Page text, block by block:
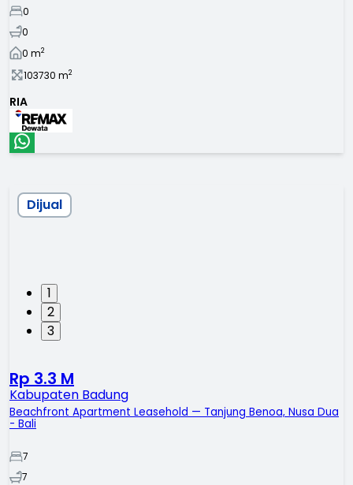
0
0
0 m2
103730 m2
RIA
1
2
3
Dijual
Rp 3.3 M
Kabupaten Badung
Beachfront Apartment Leasehold — Tanjung Benoa, Nusa Dua
- Bali
7
7